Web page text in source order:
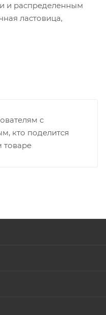
и распределенным
ластовица,
с
кто поделится
товаре